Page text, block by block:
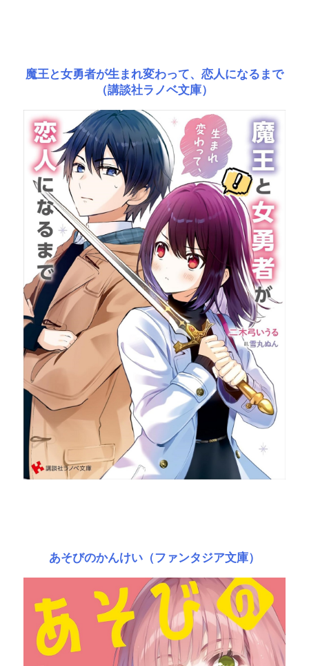
魔王と女勇者が生まれ変わって、恋人になるまで
（講談社ラノベ文庫）
あそびのかんけい（ファンタジア文庫）